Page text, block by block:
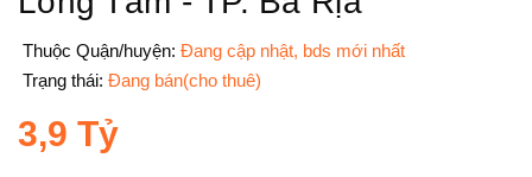
Thuộc Quận/huyện: Đang cập nhật, bds mới nhất
Trạng thái: Đang bán(cho thuê)
3,9 Tỷ